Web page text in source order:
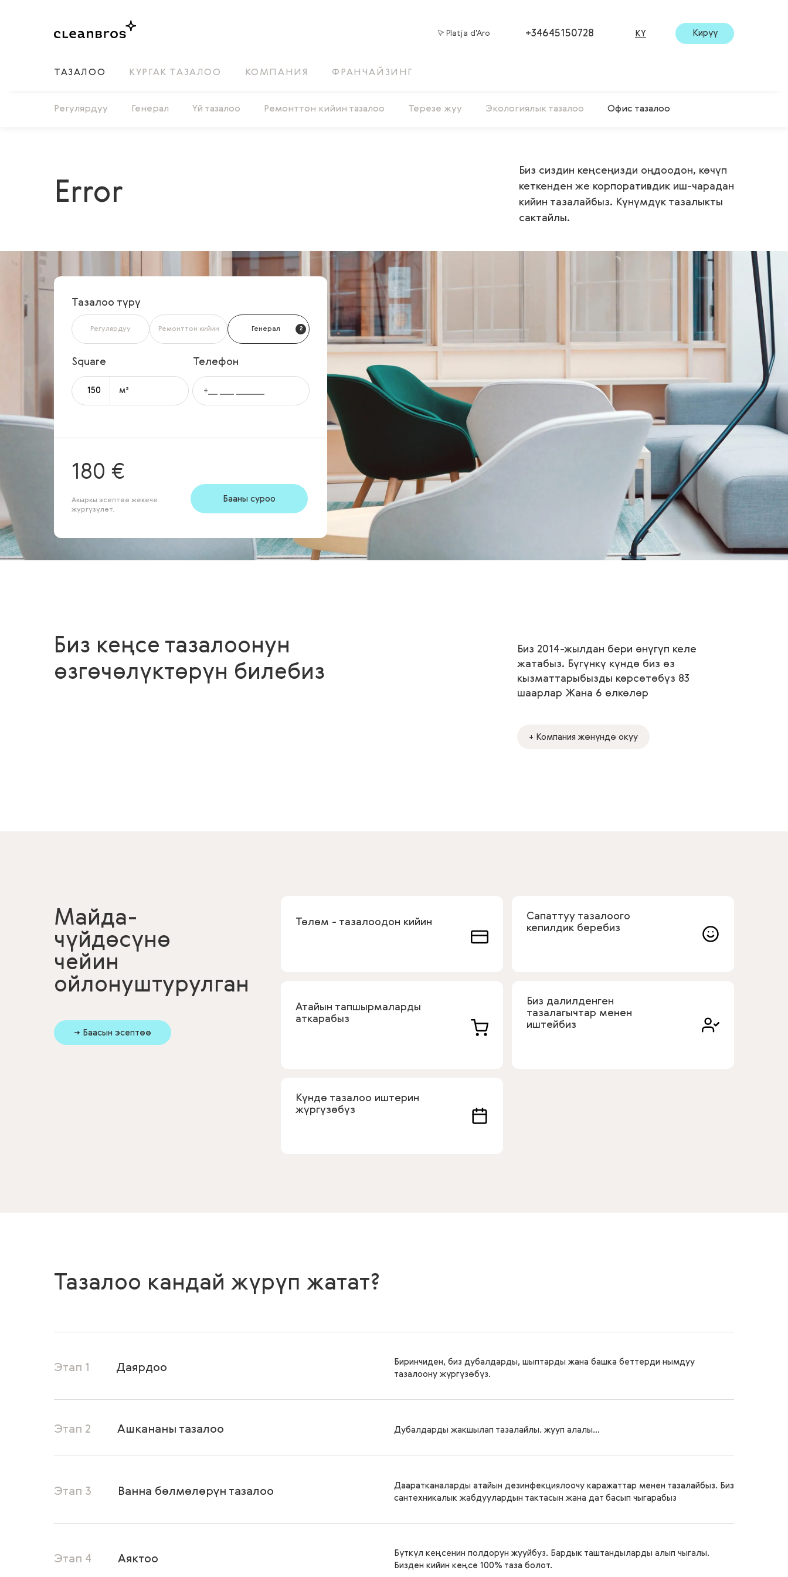
Platja d'Aro +34645150728 KY Кирүү
ТАЗАЛОО КУРГАК ТАЗАЛОО КОМПАНИЯ ФРАНЧАЙЗИНГ
Регулярдуу Генерал Үй тазалоо Ремонттон кийин тазалоо Терезе жуу Экологиялык тазалоо Офис тазалоо
Error
Биз сиздин кеңсеңизди оңдоодон, көчүп
кеткенден же корпоративдик иш-чарадан
кийин тазалайбыз. Күнүмдүк тазалыкты
сактайлы.
Тазалоо түрү
Регулярдуу Ремонттон кийин Генерал ?
м²
180 €
Акыркы эсептөө жекече
жүргүзүлөт.
Бааны суроо
Биз кеңсе тазалоонун
өзгөчөлүктөрүн билебиз
Биз 2014-жылдан бери өнүгүп келе
жатабыз. Бүгүнкү күндө биз өз
кызматтарыбызды көрсөтөбүз 83
шаарлар Жана 6 өлкөлөр
+ Компания жөнүндө окуу
Майда-
чүйдөсүнө
чейин
ойлонуштурулган
→ Баасын эсептөө
Төлөм - тазалоодон кийин
Сапаттуу тазалоого
кепилдик беребиз
Атайын тапшырмаларды
аткарабыз
Биз далилденген
тазалагычтар менен
иштейбиз
Күндө тазалоо иштерин
жүргүзөбүз
Тазалоо кандай жүрүп жатат?
Этап 1 Даярдоо
Биринчиден, биз дубалдарды, шыптарды жана башка беттерди нымдуу
тазалоону жүргүзөбүз.
Этап 2 Ашкананы тазалоо Дубалдарды жакшылап тазалайлы. жууп алалы...
Этап 3 Ванна бөлмөлөрүн тазалоо
Дааратканаларды атайын дезинфекциялоочу каражаттар менен тазалайбыз. Биз
сантехникалык жабдуулардын тактасын жана дат басып чыгарабыз
Этап 4 Аяктоо
Бүткүл кеңсенин полдорун жууйбуз. Бардык таштандыларды алып чыгалы.
Бизден кийин кеңсе 100% таза болот.